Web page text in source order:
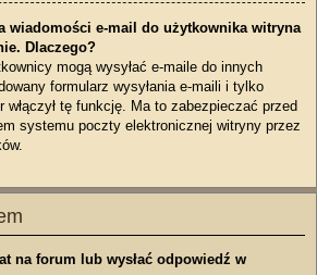
wiadomości e-mail do użytkownika witryna
Dlaczego?
mogą wysyłać e-maile do innych
formularz wysyłania e-maili i tylko
włączył tę funkcję. Ma to zabezpieczać przed
systemu poczty elektronicznej witryny przez
na forum lub wysłać odpowiedź w